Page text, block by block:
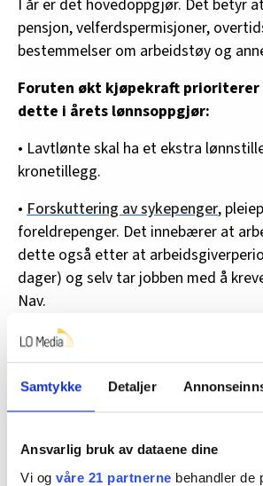
Samtykke Detaljer
Ansvarlig bruk av dataene dine
Vi og våre 21 partnerne behandler de
I år er det hovedoppgjør. Det betyr
pensjon, velferdspermisjoner,
bestemmelser om arbeidstøy og
Foruten økt kjøpekraft
dette i årets lønnsoppgjør:
• Lavtlønte skal ha et ekstra
kronetillegg.
• Forskuttering av sykepenger,
foreldrepenger. Det innebærer at
dette også etter at
dager) og selv tar jobben med å
Nav.
• Velferdspermisjon med lønn for
å
tolv årtil lege, tannlege eller
• Bedriftene må synliggjøre på
(OTP).